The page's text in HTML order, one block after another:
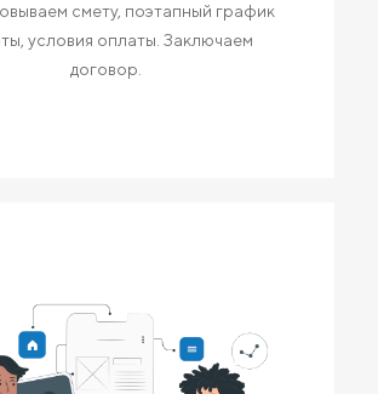
смету, поэтапный график
условия оплаты. Заключаем
договор.